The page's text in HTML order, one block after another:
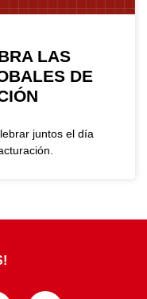
LAS
DE
juntos el día